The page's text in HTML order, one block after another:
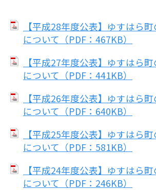
【平成28年度公表】ゆすはら
について（PDF：467KB）
【平成27年度公表】ゆすはら
について（PDF：441KB）
【平成26年度公表】ゆすはら
について（PDF：640KB）
【平成25年度公表】ゆすはら
について（PDF：581KB）
【平成24年度公表】ゆすはら
について（PDF：246KB）